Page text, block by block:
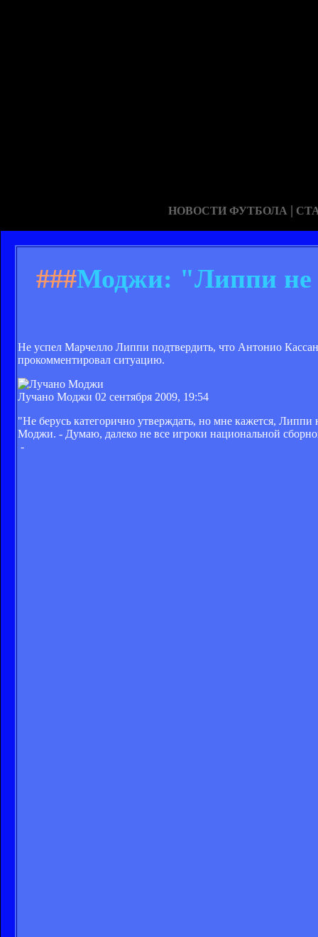
НОВОСТИ ФУТБОЛА |
###Моджи: "Липпи не
Не успел Марчелло Липпи подтвердить, что Антонио
прокомментировал ситуацию.
Лучано Моджи 02 сентября 2009, 19:54
"Не берусь категорично утверждать, но мне кажется,
Моджи. - Думаю, далеко не все игроки национальной
-